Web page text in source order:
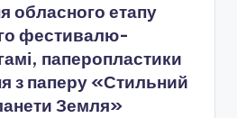
обласного етапу
фестивалю-
паперопластики
з паперу «Стильний
Земля»